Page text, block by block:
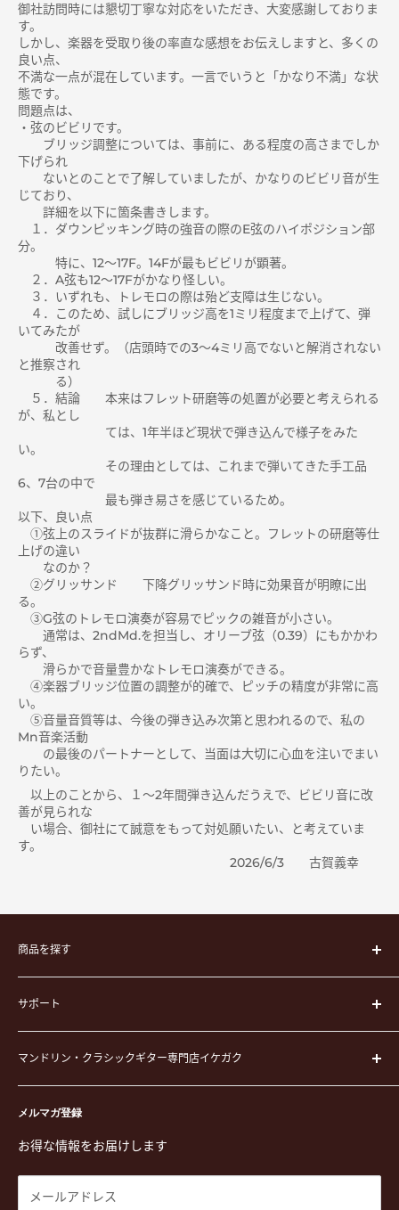
御社訪問時には懇切丁寧な対応をいただき、大変感謝しておりま
す。
しかし、楽器を受取り後の率直な感想をお伝えしますと、多くの
良い点、
不満な一点が混在しています。一言でいうと「かなり不満」な状
態です。
問題点は、
・弦のビビリです。
ブリッジ調整については、事前に、ある程度の高さまでしか
下げられ
ないとのことで了解していましたが、かなりのビビリ音が生
じており、
詳細を以下に箇条書きします。
１．ダウンピッキング時の強音の際のE弦のハイポジション部
分。
特に、12～17F。14Fが最もビビリが顕著。
２．A弦も12～17Fがかなり怪しい。
３．いずれも、トレモロの際は殆ど支障は生じない。
４．このため、試しにブリッジ高を1ミリ程度まで上げて、弾
いてみたが
改善せず。（店頭時での3～4ミリ高でないと解消されない
と推察され
る）
５．結論 本来はフレット研磨等の処置が必要と考えられる
が、私とし
ては、1年半ほど現状で弾き込んで様子をみた
い。
その理由としては、これまで弾いてきた手工品
6、7台の中で
最も弾き易さを感じているため。
以下、良い点
①弦上のスライドが抜群に滑らかなこと。フレットの研磨等仕
上げの違い
なのか？
②グリッサンド 下降グリッサンド時に効果音が明瞭に出
る。
③G弦のトレモロ演奏が容易でピックの雑音が小さい。
通常は、2ndMd.を担当し、オリーブ弦（0.39）にもかかわ
らず、
滑らかで音量豊かなトレモロ演奏ができる。
④楽器ブリッジ位置の調整が的確で、ピッチの精度が非常に高
い。
⑤音量音質等は、今後の弾き込み次第と思われるので、私の
Mn音楽活動
の最後のパートナーとして、当面は大切に心血を注いでまい
りたい。
以上のことから、１～2年間弾き込んだうえで、ビビリ音に改
善が見られな
い場合、御社にて誠意をもって対処願いたい、と考えていま
す。
2026/6/3 古賀義幸
商品を探す
楽器
楽器ケース
弦
ピック
演奏用品
ステーショナリー&アクセサリー
楽譜
DVD
サポート
運営会社
イケガクについて
お買い物ガイド
特定商取引法に基づく表示
プライバシーポリシー
商品検索
メルマガ登録
お得な情報をお届けします
メールアドレス
マンドリン・クラシックギター専門店イケガク
TEL. 03-5952-1391 / FAX. 03-5952-1392
営業時間 月-水,金,土 11:00-19:00 / 日,祝 11:00-18:00 (木曜定
休)